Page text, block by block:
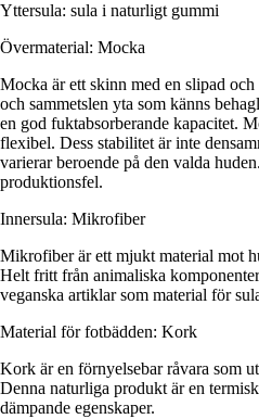
Yttersula: sula i naturligt gummi
Övermaterial: Mocka
Mocka är ett skinn med en slipad
och sammetslen yta som känns
en god fuktabsorberande kapacitet.
flexibel. Dess stabilitet är inte
varierar beroende på den valda
produktionsfel.
Innersula: Mikrofiber
Mikrofiber är ett mjukt material mot
Helt fritt från animaliska
veganska artiklar som material för
Material för fotbädden: Kork
Kork är en förnyelsebar råvara som
Denna naturliga produkt är en
dämpande egenskaper.